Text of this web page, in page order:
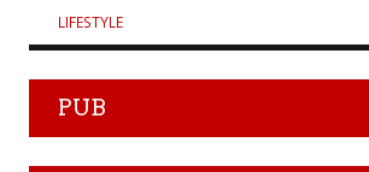
LIFESTYLE
PUB